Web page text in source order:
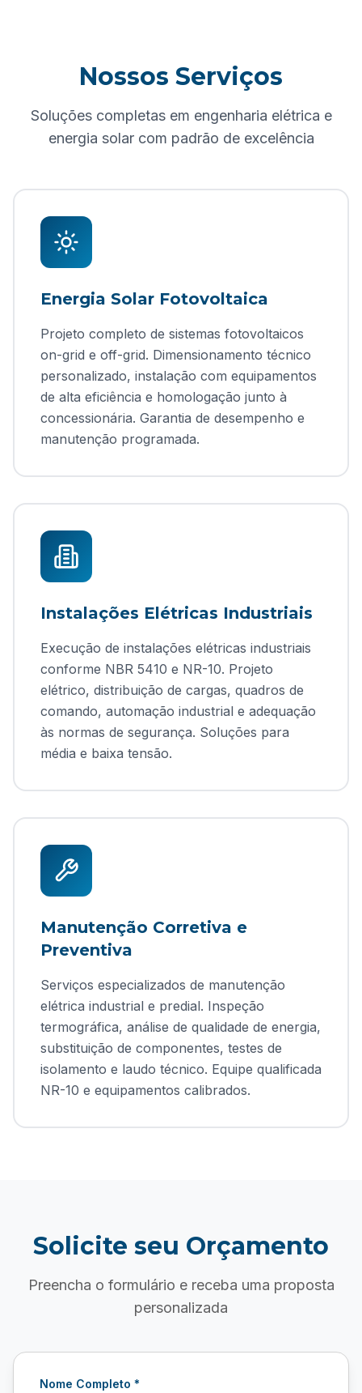
Nossos Serviços
Soluções completas em engenharia elétrica e
energia solar com padrão de excelência
Energia Solar Fotovoltaica
Projeto completo de sistemas fotovoltaicos
on-grid e off-grid. Dimensionamento técnico
personalizado, instalação com equipamentos
de alta eficiência e homologação junto à
concessionária. Garantia de desempenho e
manutenção programada.
Instalações Elétricas Industriais
Execução de instalações elétricas industriais
conforme NBR 5410 e NR-10. Projeto
elétrico, distribuição de cargas, quadros de
comando, automação industrial e adequação
às normas de segurança. Soluções para
média e baixa tensão.
Manutenção Corretiva e
Preventiva
Serviços especializados de manutenção
elétrica industrial e predial. Inspeção
termográfica, análise de qualidade de energia,
substituição de componentes, testes de
isolamento e laudo técnico. Equipe qualificada
NR-10 e equipamentos calibrados.
Solicite seu Orçamento
Preencha o formulário e receba uma proposta
personalizada
Nome Completo *